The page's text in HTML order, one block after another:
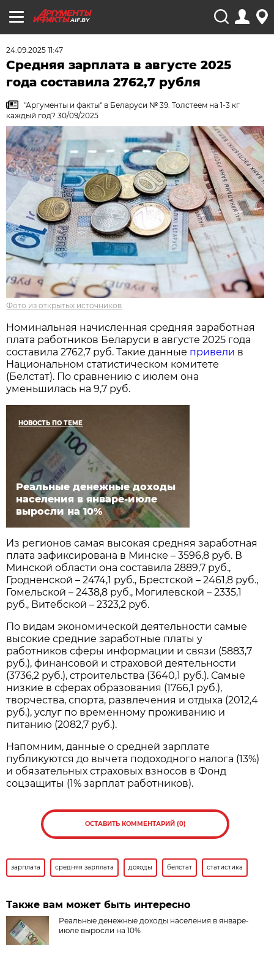
AIF.BY
24.09.2025 11:47
Средняя зарплата в августе 2025
года составила 2762,7 рубля
"Аргументы и факты" в Беларуси № 39. Толстеем на 1-3 кг
каждый год? 30/09/2025
Фото из открытых источников
Номинальная начисленная средняя заработная
плата работников Беларуси в августе 2025 года
составила 2762,7 руб. Такие данные привели в
Национальном статистическом комитете
(Белстат). По сравнению с июлем она
уменьшилась на 9,7 руб.
НОВОСТЬ ПО ТЕМЕ
Реальные денежные доходы
населения в январе-июле
выросли на 10%
Из регионов самая высокая средняя заработная
плата зафиксирована в Минске – 3596,8 руб. В
Минской области она составила 2889,7 руб.,
Гродненской – 2474,1 руб., Брестской – 2461,8 руб.,
Гомельской – 2438,8 руб., Могилевской – 2335,1
руб., Витебской – 2323,2 руб.
По видам экономической деятельности самые
высокие средние заработные платы у
работников сферы информации и связи (5883,7
руб.), финансовой и страховой деятельности
(3736,2 руб.), строительства (3640,1 руб.). Самые
низкие в сферах образования (1766,1 руб.),
творчества, спорта, развлечения и отдыха (2012,4
руб.), услуг по временному проживанию и
питанию (2082,7 руб.).
Напомним, данные о средней зарплате
публикуются до вычета подоходного налога (13%)
и обязательных страховых взносов в Фонд
соцзащиты (1% зарплат работников).
ОСТАВИТЬ КОММЕНТАРИЙ (0)
зарплата средняя зарплата доходы белстат статистика
Также вам может быть интересно
Реальные денежные доходы населения в январе-
июле выросли на 10%